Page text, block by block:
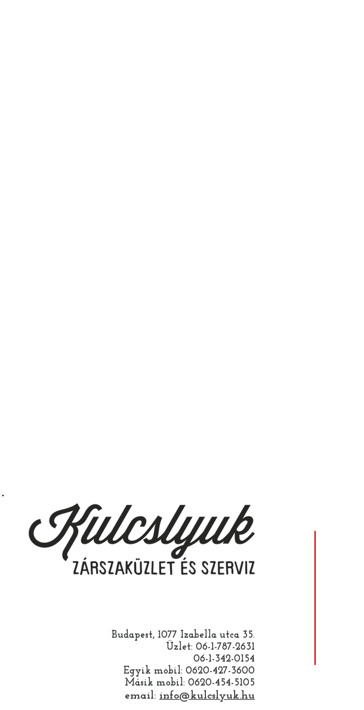
Budapest, 1077 Izabella utca 35.
Üzlet: 06-1-787-2631
06-1-342-0154
Egyik mobil: 0620-427-3600
Másik mobil: 0620-454-5105
email: info@kulcslyuk.hu